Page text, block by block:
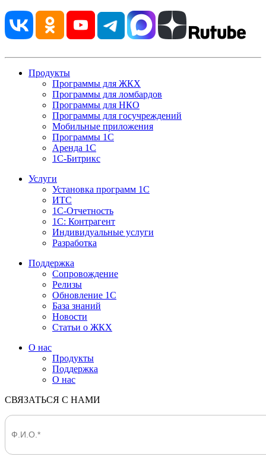
Продукты
Программы для ЖКХ
Программы для ломбардов
Программы для НКО
Программы для госучреждений
Мобильные приложения
Программы 1С
Аренда 1С
1С-Битрикс
Услуги
Установка программ 1С
ИТС
1С-Отчетность
1С: Контрагент
Индивидуальные услуги
Разработка
Поддержка
Сопровождение
Релизы
Обновление 1С
База знаний
Новости
Статьи о ЖКХ
О нас
Продукты
Поддержка
О нас
СВЯЗАТЬСЯ С НАМИ